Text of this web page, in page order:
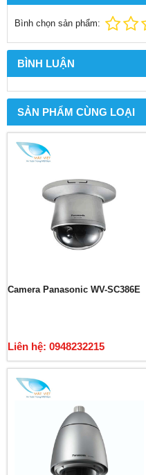
Bình chọn sản phẩm:
BÌNH LUẬN
SẢN PHẨM CÙNG LOẠI
Camera Panasonic WV-SC386E
Liên hệ: 0948232215